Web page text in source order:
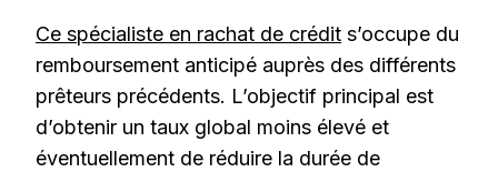
Ce spécialiste en rachat de crédit s’occupe du
remboursement anticipé auprès des différents
prêteurs précédents. L’objectif principal est
d’obtenir un taux global moins élevé et
éventuellement de réduire la durée de